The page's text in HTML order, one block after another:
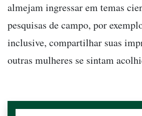
almejam ingressar em temas
pesquisas de campo, por
inclusive, compartilhar suas
outras mulheres se sintam